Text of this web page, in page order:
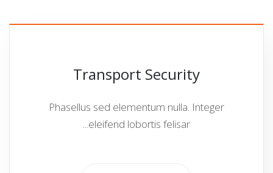
Transport Security
Phasellus sed elementum nulla. Integer
eleifend lobortis felisar...